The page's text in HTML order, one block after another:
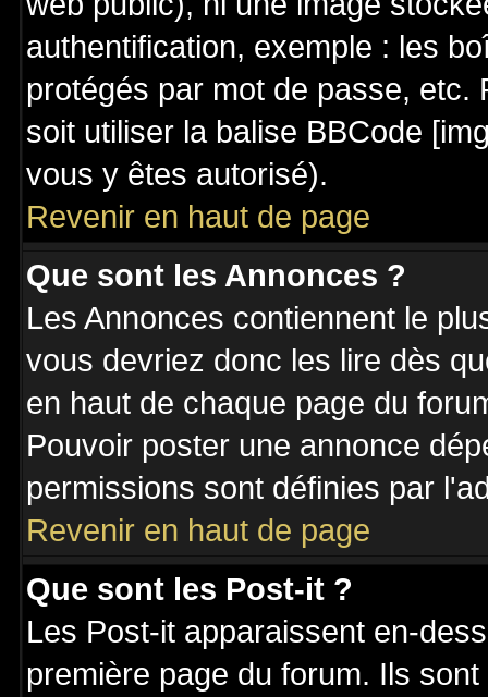
authentification, exemple : les
protégés par mot de passe, etc.
soit utiliser la balise BBCode
vous y êtes autorisé).
Revenir en haut de page
Que sont les Annonces ?
Les Annonces contiennent le
vous devriez donc les lire dès
en haut de chaque page du
Pouvoir poster une annonce
permissions sont définies par
Revenir en haut de page
Que sont les Post-it ?
Les Post-it apparaissent en-
première page du forum. Ils